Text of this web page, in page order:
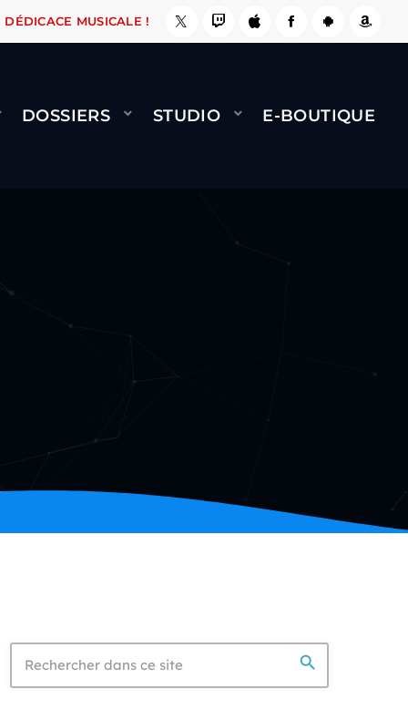
ÇA LE FAIT ! NAMI BERNARD MINET - FLY
DÉDICACE MUSICALE !
DOSSIERS STUDIO E-BOUTIQUE
search